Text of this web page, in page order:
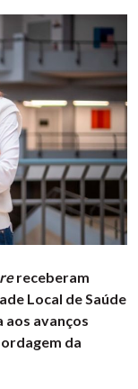
receberam
Local de Saúde
aos avanços
da